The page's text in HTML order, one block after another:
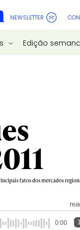
NEWSLETTER
Edição
fatos dos mercados
0:00